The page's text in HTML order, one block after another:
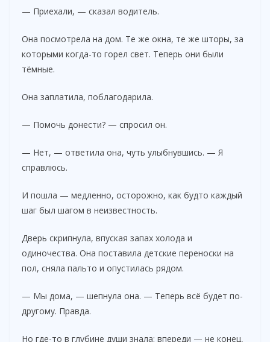
— Приехали, — сказал водитель.
Она посмотрела на дом. Те же окна, те же шторы, за
которыми когда-то горел свет. Теперь они были
тёмные.
Она заплатила, поблагодарила.
— Помочь донести? — спросил он.
— Нет, — ответила она, чуть улыбнувшись. — Я
справлюсь.
И пошла — медленно, осторожно, как будто каждый
шаг был шагом в неизвестность.
Дверь скрипнула, впуская запах холода и
одиночества. Она поставила детские переноски на
пол, сняла пальто и опустилась рядом.
— Мы дома, — шепнула она. — Теперь всё будет по-
другому. Правда.
Но где-то в глубине души знала: впереди — не конец,